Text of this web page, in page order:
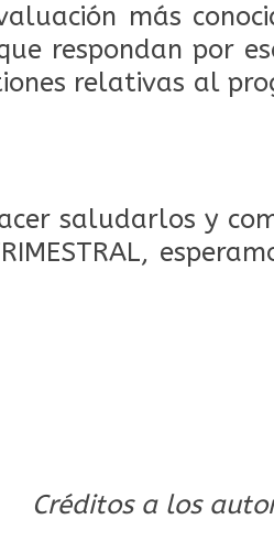
más
respondan por
relativas al
saludarlos y
Créditos a los